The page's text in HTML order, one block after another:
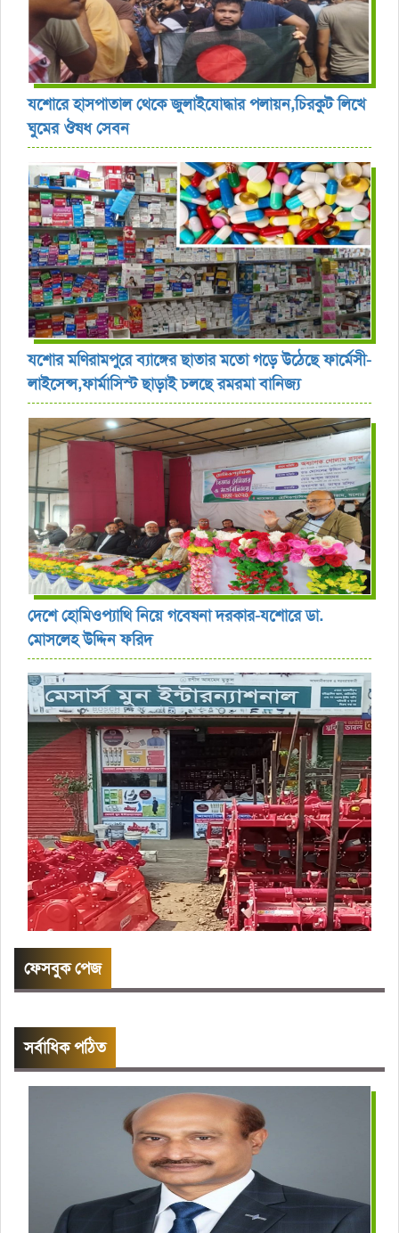
যশোরে হাসপাতাল থেকে জুলাইযোদ্ধার পলায়ন,চিরকুট লিখে
ঘুমের ঔষধ সেবন
যশোর ‎মণিরামপুরে ব্যাঙ্গের ছাতার মতো গড়ে উঠেছে ফার্মেসী-
লাইসেন্স,ফার্মাসিস্ট ছাড়াই চলছে রমরমা বানিজ্য ‎
দেশে হোমিওপ্যাথি নিয়ে গবেষনা দরকার-যশোরে ডা.
মোসলেহ উদ্দিন ফরিদ
ফেসবুক পেজ
সর্বাধিক পঠিত